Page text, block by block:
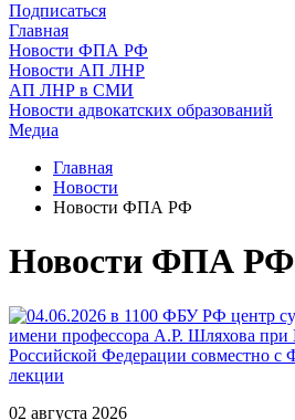
Подписаться
Главная
Новости ФПА РФ
Новости АП ЛНР
АП ЛНР в СМИ
Новости адвокатских образований
Медиа
Главная
Новости
Новости ФПА РФ
Новости ФПА РФ
02 августа 2026